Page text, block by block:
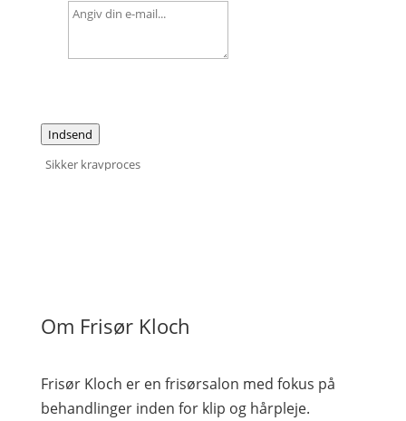
Indsend
Sikker kravproces
Om Frisør Kloch
Frisør Kloch er en frisørsalon med fokus på
behandlinger inden for klip og hårpleje.